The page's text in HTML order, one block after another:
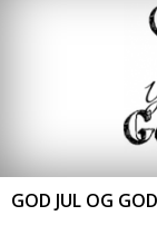
GOD JUL OG